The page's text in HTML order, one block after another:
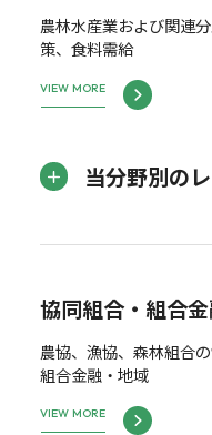
農林水産業および関連
策、食料需給
VIEW MORE
当分野別の
協同組合・組合
農協、漁協、森林組合
組合金融・地域
VIEW MORE